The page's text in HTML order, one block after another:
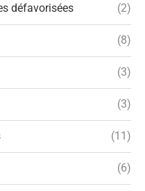
défavorisées (2)
(8)
(3)
(3)
(11)
(6)